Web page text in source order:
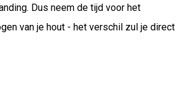
Dus neem de tijd voor het
van je hout - het verschil zul je direct